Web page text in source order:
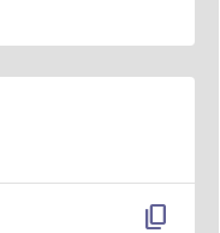
content_copy